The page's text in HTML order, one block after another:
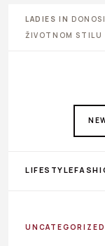
LADIES IN
ŽIVOTNOM STILU
LIFESTYLE
UNCATEGORIZED